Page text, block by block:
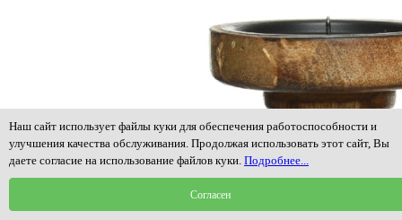
Наш сайт использует файлы куки для обеспечения работоспособности и
улучшения качества обслуживания. Продолжая использовать этот сайт, Вы
даете согласие на использование файлов куки. Подробнее...
Согласен